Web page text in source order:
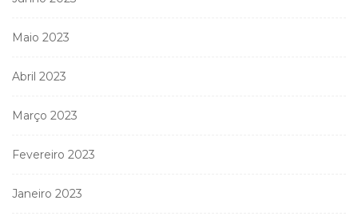
Maio 2023
Abril 2023
Março 2023
Fevereiro 2023
Janeiro 2023